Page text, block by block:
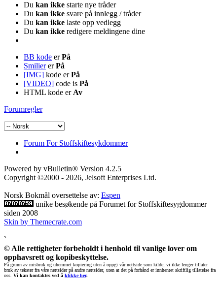
Du kan ikke starte nye tråder
Du kan ikke svare på innlegg / tråder
Du kan ikke laste opp vedlegg
Du kan ikke redigere meldingene dine
BB kode erPå
SmiliererPå
[IMG] kode erPå
[VIDEO] code is På
HTML kode er Av
Forumregler
Forum For Stoffskiftesykdommer
Powered by vBulletin® Version 4.2.5
Copyright ©2000 - 2026, Jelsoft Enterprises Ltd.
Norsk Bokmål oversettelse av: Espen
unike besøkende på Forumet for Stoffskiftesygdommer
siden 2008
Skin by Themecrate.com
`
© Alle rettigheter forbeholdt i henhold til vanlige lover om
opphavsrett og kopibeskyttelse.
På grunn av misbruk og uhemmet kopiering uten å oppgi vår nettside som kilde, vi ikke lenger tillater
bruk av tekster fra våre nettsider på andre nettsider, uten at det på forhånd er innhentet skriftlig tillatelse fra
oss. Vi kan kontaktes ved å klikke her.